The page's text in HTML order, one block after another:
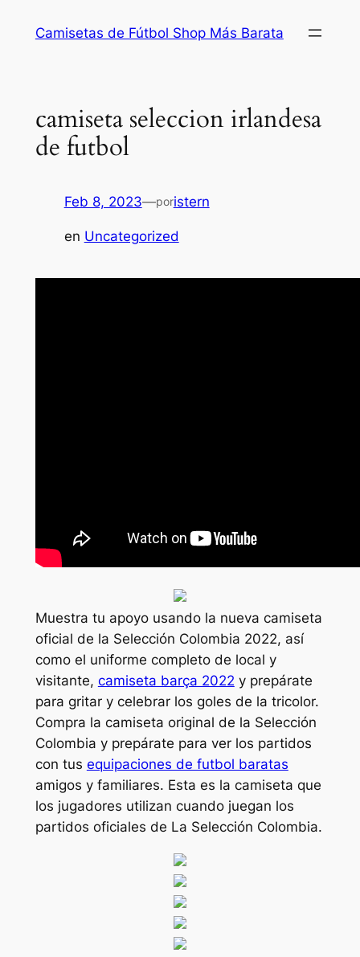
Camisetas de Fútbol Shop Más Barata
camiseta seleccion irlandesa
de futbol
Feb 8, 2023—poristern
en Uncategorized
Muestra tu apoyo usando la nueva camiseta
oficial de la Selección Colombia 2022, así
como el uniforme completo de local y
visitante, camiseta barça 2022 y prepárate
para gritar y celebrar los goles de la tricolor.
Compra la camiseta original de la Selección
Colombia y prepárate para ver los partidos
con tus equipaciones de futbol baratas
amigos y familiares. Esta es la camiseta que
los jugadores utilizan cuando juegan los
partidos oficiales de La Selección Colombia.